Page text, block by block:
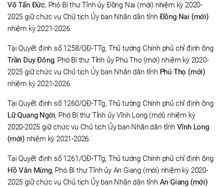
Võ Tấn Đức, Phó Bí thư Tỉnh ủy Đồng Nai (mới) nhiệm kỳ 2020-
2025 giữ chức vụ Chủ tịch Ủy ban Nhân dân tỉnh Đồng Nai (mới)
nhiệm kỳ 2021-2026.
Tại Quyết định số 1258/QĐ-TTg, Thủ tướng Chính phủ chỉ định ông
Trần Duy Đông, Phó Bí thư Tỉnh ủy Phú Thọ (mới) nhiệm kỳ 2020-
2025 giữ chức vụ Chủ tịch Ủy ban Nhân dân tỉnh Phú Thọ (mới)
nhiệm kỳ 2021-2026.
Tại Quyết định số 1260/QĐ-TTg, Thủ tướng Chính phủ chỉ định ông
Lữ Quang Ngời, Phó Bí thư Tỉnh ủy Vĩnh Long (mới) nhiệm kỳ
2020-2025 giữ chức vụ Chủ tịch Ủy ban Nhân dân tỉnh Vĩnh Long
(mới) nhiệm kỳ 2021-2026.
Tại Quyết định số 1261/QĐ-TTg, Thủ tướng Chính phủ chỉ định ông
Hồ Văn Mừng, Phó Bí thư Tỉnh ủy An Giang (mới) nhiệm kỳ 2020-
2025 giữ chức vụ Chủ tịch Ủy ban Nhân dân tỉnh An Giang (mới)